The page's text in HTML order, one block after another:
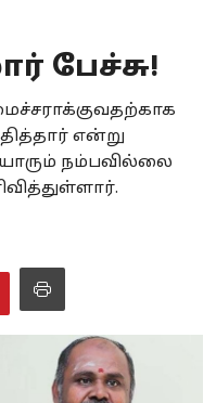
பேச்சு!
என்று
நம்பவில்லை